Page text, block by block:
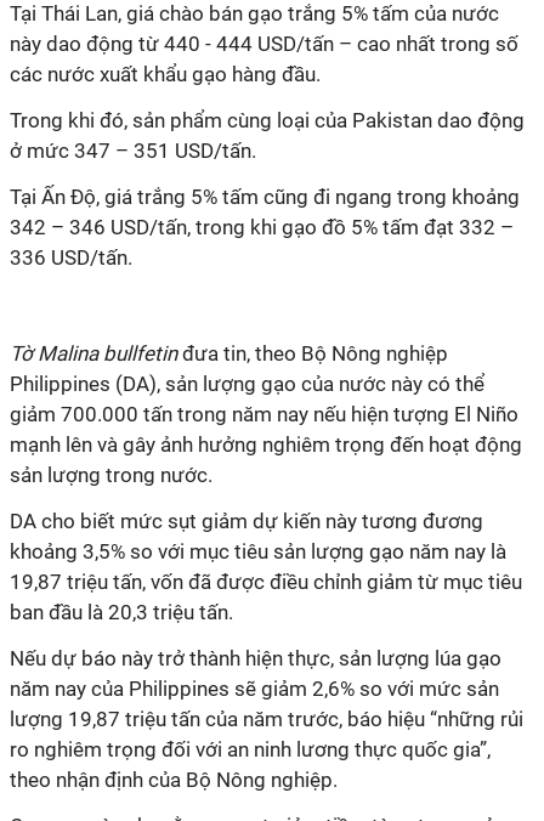
Tại Thái Lan, giá chào bán gạo trắng 5% tấm của nước
này dao động từ 440 - 444 USD/tấn – cao nhất trong số
các nước xuất khẩu gạo hàng đầu.
Trong khi đó, sản phẩm cùng loại của Pakistan dao động
ở mức 347 – 351 USD/tấn.
Tại Ấn Độ, giá trắng 5% tấm cũng đi ngang trong khoảng
342 – 346 USD/tấn, trong khi gạo đồ 5% tấm đạt 332 –
336 USD/tấn.
Tờ Malina bullfetinđưa tin, theo Bộ Nông nghiệp
Philippines (DA), sản lượng gạo của nước này có thể
giảm 700.000 tấn trong năm nay nếu hiện tượng El Niño
mạnh lên và gây ảnh hưởng nghiêm trọng đến hoạt động
sản lượng trong nước.
DA cho biết mức sụt giảm dự kiến này tương đương
khoảng 3,5% so với mục tiêu sản lượng gạo năm nay là
19,87 triệu tấn, vốn đã được điều chỉnh giảm từ mục tiêu
ban đầu là 20,3 triệu tấn.
Nếu dự báo này trở thành hiện thực, sản lượng lúa gạo
năm nay của Philippines sẽ giảm 2,6% so với mức sản
lượng 19,87 triệu tấn của năm trước, báo hiệu “những rủi
ro nghiêm trọng đối với an ninh lương thực quốc gia”,
theo nhận định của Bộ Nông nghiệp.